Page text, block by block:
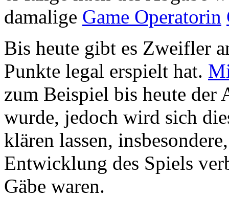
damalige Game Operatorin
Bis heute gibt es Zweifler
Punkte legal erspielt hat.
zum Beispiel bis heute der
wurde, jedoch wird sich
klären lassen,
Entwicklung des Spiels
Gäbe waren.